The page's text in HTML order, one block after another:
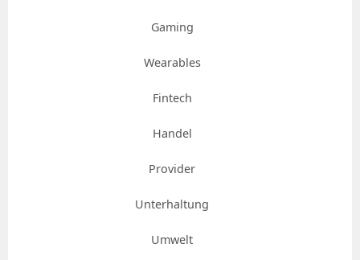
Gaming
Wearables
Fintech
Handel
Provider
Unterhaltung
Umwelt